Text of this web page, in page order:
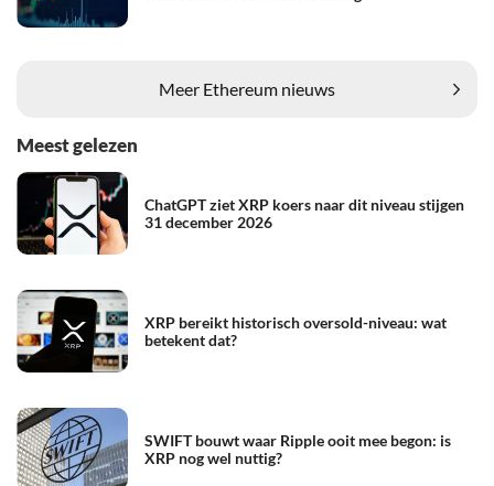
Meer Ethereum nieuws
Meest gelezen
ChatGPT ziet XRP koers naar dit niveau stijgen
31 december 2026
XRP bereikt historisch oversold-niveau: wat
betekent dat?
SWIFT bouwt waar Ripple ooit mee begon: is
XRP nog wel nuttig?